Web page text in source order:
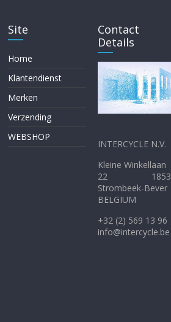
Site
Home
Klantendienst
Merken
Verzending
WEBSHOP
Contact
Details
INTERCYCLE N.V.
Kleine Winkellaan
22 1853
Strombeek-Bever
BELGIUM
+32 (2) 569 13 96
info@intercycle.be